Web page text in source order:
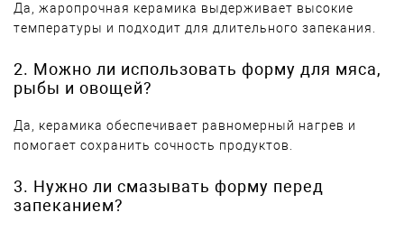
Да, жаропрочная керамика выдерживает высокие
температуры и подходит для длительного запекания.
2. Можно ли использовать форму для мяса,
рыбы и овощей?
Да, керамика обеспечивает равномерный нагрев и
помогает сохранить сочность продуктов.
3. Нужно ли смазывать форму перед
запеканием?